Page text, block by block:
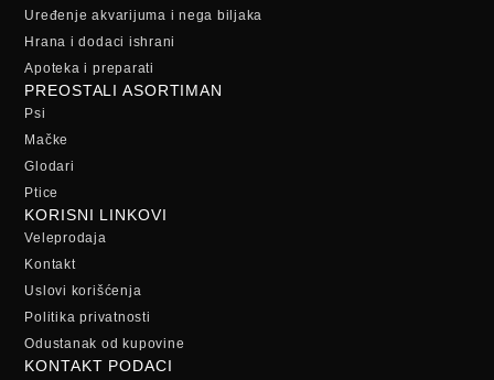
Uređenje akvarijuma i nega biljaka
Hrana i dodaci ishrani
Apoteka i preparati
PREOSTALI ASORTIMAN
Psi
Mačke
Glodari
Ptice
KORISNI LINKOVI
Veleprodaja
Kontakt
Uslovi korišćenja
Politika privatnosti
Odustanak od kupovine
KONTAKT PODACI